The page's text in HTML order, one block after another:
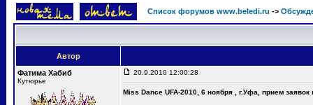
Список форумов www.beledi.ru ->
Автор
Фатима Хабиб
Кутюрье
20.9.2010 12:00:28
Miss Dance UFA-2010, 6 ноября , г.Уфа, прием заявок